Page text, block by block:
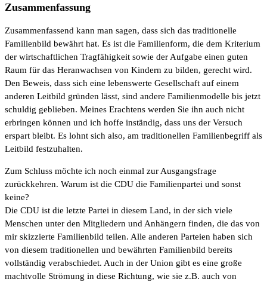
Zusammenfassung
Zusammenfassend kann man sagen, dass sich das traditionelle
Familienbild bewährt hat. Es ist die Familienform, die dem Kriterium
der wirtschaftlichen Tragfähigkeit sowie der Aufgabe einen guten
Raum für das Heranwachsen von Kindern zu bilden, gerecht wird.
Den Beweis, dass sich eine lebenswerte Gesellschaft auf einem
anderen Leitbild gründen lässt, sind andere Familienmodelle bis jetzt
schuldig geblieben. Meines Erachtens werden Sie ihn auch nicht
erbringen können und ich hoffe inständig, dass uns der Versuch
erspart bleibt. Es lohnt sich also, am traditionellen Familienbegriff als
Leitbild festzuhalten.
Zum Schluss möchte ich noch einmal zur Ausgangsfrage
zurückkehren. Warum ist die CDU die Familienpartei und sonst
keine?
Die CDU ist die letzte Partei in diesem Land, in der sich viele
Menschen unter den Mitgliedern und Anhängern finden, die das von
mir skizzierte Familienbild teilen. Alle anderen Parteien haben sich
von diesem traditionellen und bewährten Familienbild bereits
vollständig verabschiedet. Auch in der Union gibt es eine große
machtvolle Strömung in diese Richtung, wie sie z.B. auch von